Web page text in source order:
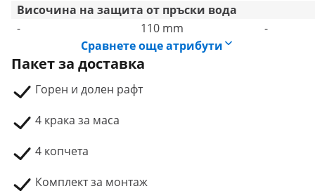
Височина на защита от пръски вода
-
110 mm
-
Сравнете още атрибути
Пакет за доставка
Горен и долен рафт
4 крака за маса
4 копчета
Комплект за монтаж